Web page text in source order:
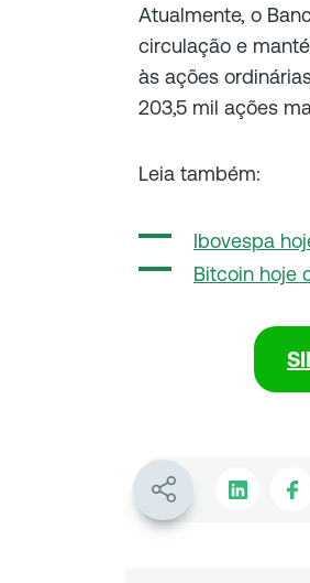
Atualmente, o
circulação e
às ações
203,5 mil ações
Leia também:
Ibovespa
Bitcoin hoje